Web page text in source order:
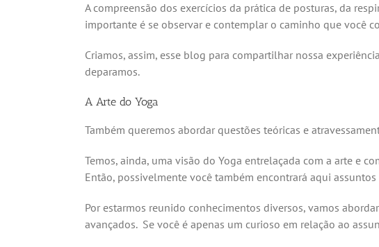
A compreensão dos exercícios da prática de posturas, da
importante é se observar e contemplar o caminho que você
Criamos, assim, esse blog para compartilhar nossa
deparamos.
A Arte do Yoga
Também queremos abordar questões teóricas e
Temos, ainda, uma visão do Yoga entrelaçada com a arte e
Então, possivelmente você também encontrará aqui
Por estarmos reunido conhecimentos diversos, vamos
avançados. Se você é apenas um curioso em relação ao